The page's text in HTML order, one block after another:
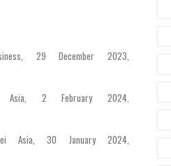
29 December 2023,
2 February 2024,
Asia, 30 January 2024,